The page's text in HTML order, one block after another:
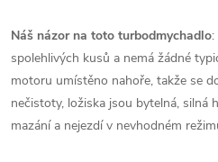
Náš názor na toto turbodmychadlo
spolehlivých kusů a nemá žádné
motoru umístěno nahoře, takže se
nečistoty, ložiska jsou bytelná, silná
mazání a nejezdí v nevhodném